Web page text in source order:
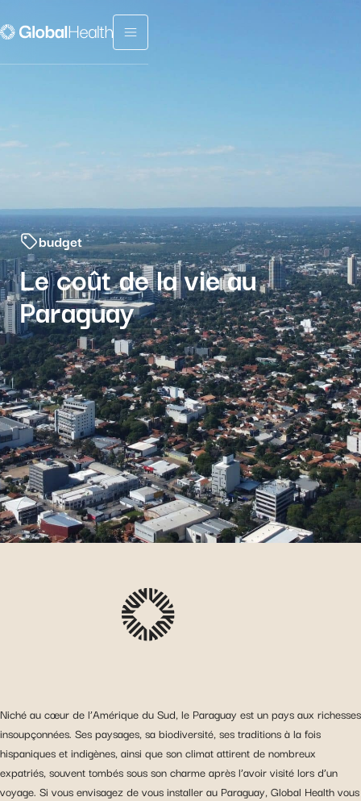
Menu fermé
budget
Le coût de la vie au
Paraguay
Niché au cœur de l’Amérique du Sud, le Paraguay est un pays aux richesses
insoupçonnées. Ses paysages, sa biodiversité, ses traditions à la fois
hispaniques et indigènes, ainsi que son climat attirent de nombreux
expatriés, souvent tombés sous son charme après l’avoir visité lors d’un
voyage. Si vous envisagez de vous installer au Paraguay, Global Health vous